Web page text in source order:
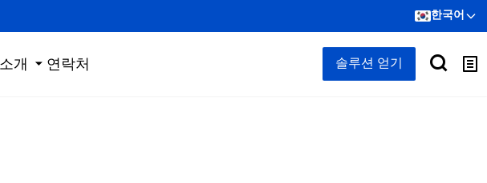
한국어
개 연락처 솔루션 얻기